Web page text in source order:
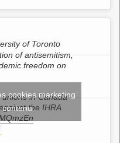
of Toronto
of antisemitism,
freedom on
in Canada
the IHRA
cookies marketing
contenu